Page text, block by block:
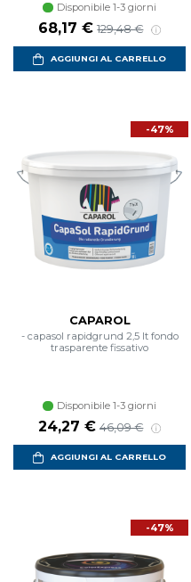
Disponibile 1-3 giorni
Prezzo scontato
68,17 € Prezzo di listino
129,48 €
AGGIUNGI AL CARRELLO
-47%
CAPAROL
- capasol rapidgrund 2,5 lt fondo
trasparente fissativo
Disponibile 1-3 giorni
Prezzo scontato
24,27 € Prezzo di listino
46,09 €
AGGIUNGI AL CARRELLO
-47%